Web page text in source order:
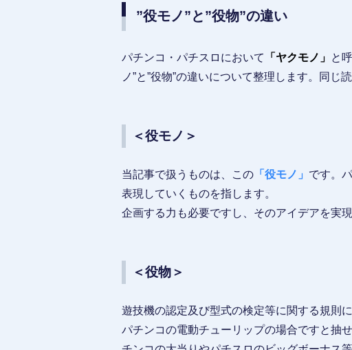
”役モノ”と”役物”の違い
パチンコ・パチスロにおいて 「ヤクモノ」 と
ノ”と”役物”の違いについて整理します。同じ
＜役モノ＞
当記事で扱うものは、この 「役モノ」 です。
表現していくものを指します。
企画する力も必要ですし、そのアイデアを実
＜役物＞
遊技機の認定及び型式の検定等に関する規則
パチンコの電動チューリップの場合ですと抽